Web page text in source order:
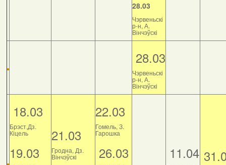
28.03
Чэрвеньскі
р-н, А.
Вінчэўскі
28.03
Чэрвеньскі
р-н, А.
Вінчэўскі
18.03
Брэст,Дз.
Кіцель
19.03
21.03
Гродна, Дз.
Вінчэўскі
22.03
Гомель, З.
Гарошка
26.03 11.04